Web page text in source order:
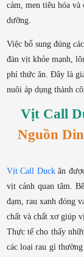
cám, men tiêu hóa và
dưỡng.
Việc bổ sung đúng
đàn vịt khỏe mạnh,
phí thức ăn. Đây là
nuôi áp dụng thành
Vịt Call
Nguồn
Vịt Call Duck ăn
vịt cảnh quan tâm.
đạm, rau xanh đóng
chất và chất xơ giúp
Thực tế cho thấy
các loại rau gì